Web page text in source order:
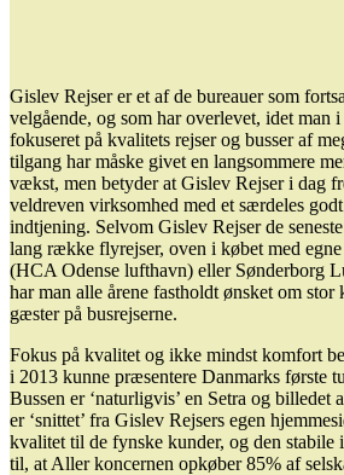
Gislev Rejser er et af de bureauer som
velgående, og som har overlevet, idet man
fokuseret på kvalitets rejser og busser af
tilgang har måske givet en langsommere
vækst, men betyder at Gislev Rejser i dag
veldreven virksomhed med et særdeles
indtjening. Selvom Gislev Rejser de
lang række flyrejser, oven i købet med
(HCA Odense lufthavn) eller Sønderborg
har man alle årene fastholdt ønsket om
gæster på busrejserne.
Fokus på kvalitet og ikke mindst komfort
i 2013 kunne præsentere Danmarks første
Bussen er ‘naturligvis’ en Setra og billedet
er ‘snittet’ fra Gislev Rejsers egen
kvalitet til de fynske kunder, og den stabile
til, at Aller koncernen opkøber 85% af